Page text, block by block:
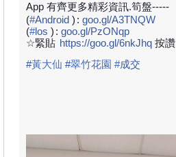
App 有齊更多精彩資訊.筍盤-----
(#Android ) : goo.gl/A3TNQW
(#los ) : goo.gl/PzONqp
☆緊貼 https://goo.gl/6nkJhq 按讚
#黃大仙 #翠竹花園 #成交